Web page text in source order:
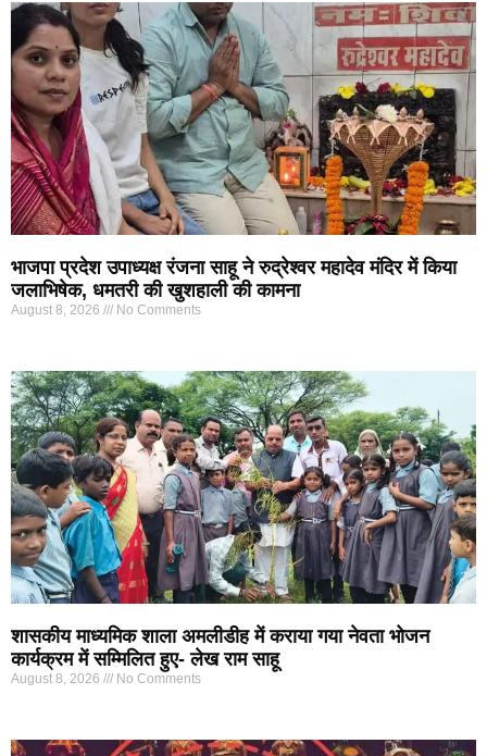
भाजपा प्रदेश उपाध्यक्ष रंजना साहू ने रुद्रेश्वर महादेव मंदिर में किया
जलाभिषेक, धमतरी की खुशहाली की कामना
August 8, 2026 No Comments
शासकीय माध्यमिक शाला अमलीडीह में कराया गया नेवता भोजन
कार्यक्रम में सम्मिलित हुए- लेख राम साहू
August 8, 2026 No Comments